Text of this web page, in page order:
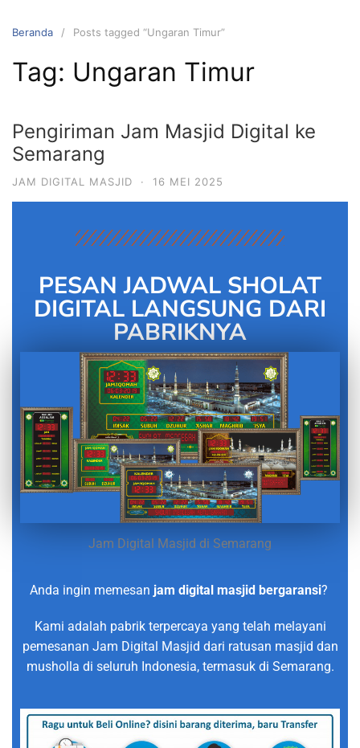
Beranda Posts tagged “Ungaran Timur”
Tag: Ungaran Timur
Pengiriman Jam Masjid Digital ke
Semarang
JAM DIGITAL MASJID · 16 MEI 2025
PESAN JADWAL SHOLAT
DIGITAL LANGSUNG DARI
PABRIKNYA
Jam Digital Masjid di Semarang
Anda ingin memesan jam digital masjid bergaransi?
Kami adalah pabrik terpercaya yang telah melayani
pemesanan Jam Digital Masjid dari ratusan masjid dan
musholla di seluruh Indonesia, termasuk di Semarang.